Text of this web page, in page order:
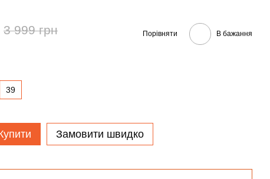
3 999 грн Порівняти В бажання
39
Замовити швидко